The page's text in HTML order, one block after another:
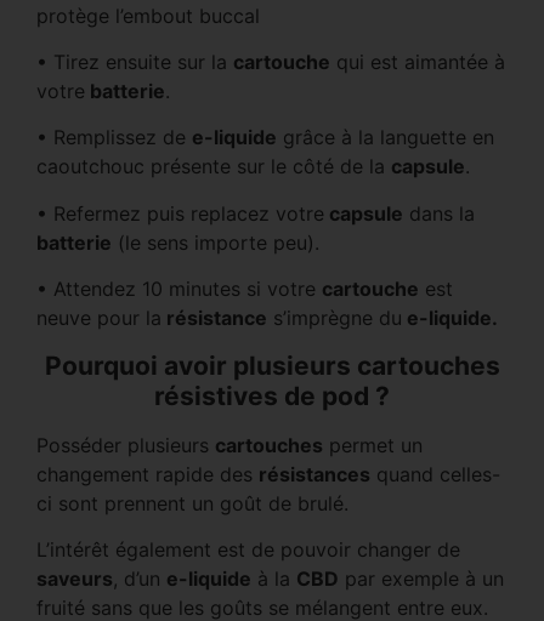
protège l’embout buccal
• Tirez ensuite sur la cartouche qui est aimantée à
votre batterie.
• Remplissez de e-liquide grâce à la languette en
caoutchouc présente sur le côté de la capsule.
• Refermez puis replacez votre capsule dans la
batterie (le sens importe peu).
• Attendez 10 minutes si votre cartouche est
neuve pour la résistance s’imprègne du e-liquide.
Pourquoi avoir plusieurs cartouches
résistives de pod ?
Posséder plusieurs cartouches permet un
changement rapide des résistances quand celles-
ci sont prennent un goût de brulé.
L’intérêt également est de pouvoir changer de
saveurs, d’un e-liquide à la CBD par exemple à un
fruité sans que les goûts se mélangent entre eux.